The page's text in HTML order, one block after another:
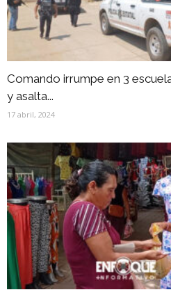
Comando irrumpe en 3
y asalta...
17 abril, 2024